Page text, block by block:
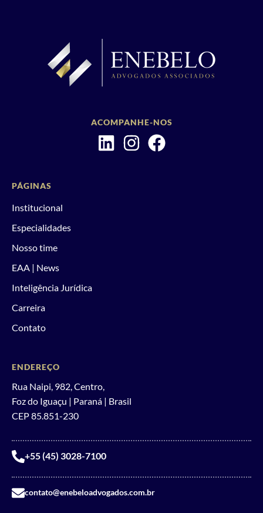
ACOMPANHE-NOS
PÁGINAS
Institucional
Especialidades
Nosso time
EAA | News
Inteligência Jurídica
Carreira
Contato
ENDEREÇO
Rua Naipi, 982, Centro,
Foz do Iguaçu | Paraná | Brasil
CEP 85.851-230
+55 (45) 3028-7100
contato@enebeloadvogados.com.br